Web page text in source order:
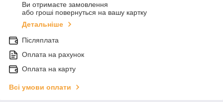
Ви отримаєте замовлення
або гроші повернуться на вашу картку
Детальніше
Післяплата
Оплата на рахунок
Оплата на карту
Всі умови оплати